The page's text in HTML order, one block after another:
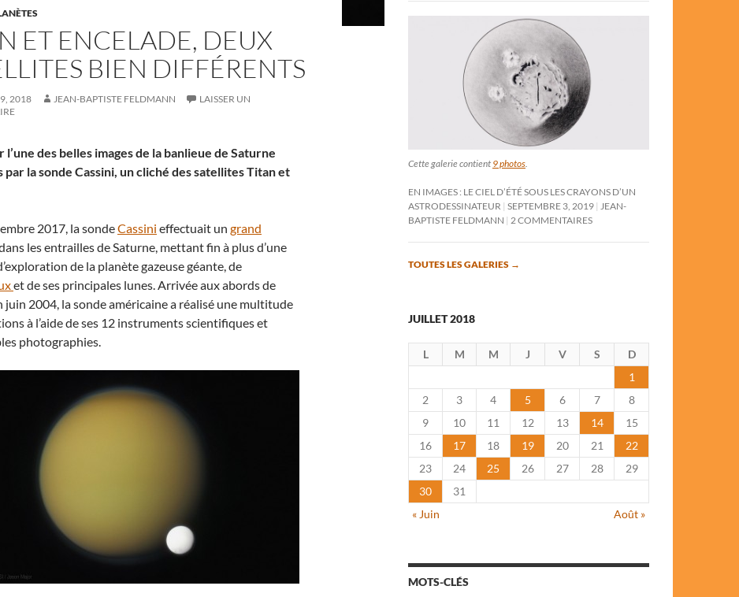
ET ENCELADE, DEUX
BIEN DIFFÉRENTS
2018 JEAN-BAPTISTE FELDMANN
LAISSER UN
l’une des belles images de la banlieue de Saturne
par la sonde Cassini, un cliché des satellites Titan et
2017, la sondeCassini effectuait un grand
les entrailles de Saturne, mettant fin à plus d’une
de la planète gazeuse géante, de
et de ses principales lunes. Arrivée aux abords de
juin 2004, la sonde américaine a réalisé une multitude
à l’aide de ses 12 instruments scientifiques et
photographies.
Cette galerie contient 9 photos
EN IMAGES : LE CIEL D’ÉTÉ SOUS LES CRAYONS D’UN
ASTRODESSINATEUR SEPTEMBRE 3, 2019
JEAN-
BAPTISTE FELDMANN
2 COMMENTAIRES
TOUTES LES GALERIES →
JUILLET 2018
L M M J V S
D
1
2
3 4 5 6 7
8
9
10 11 12 13 14
15
16
17 18 19 20 21
22
23
24 25 26 27 28
29
30
31
« Juin
Août »
MOTS-CLÉS